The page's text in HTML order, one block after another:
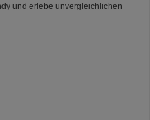
und erlebe unvergleichlichen